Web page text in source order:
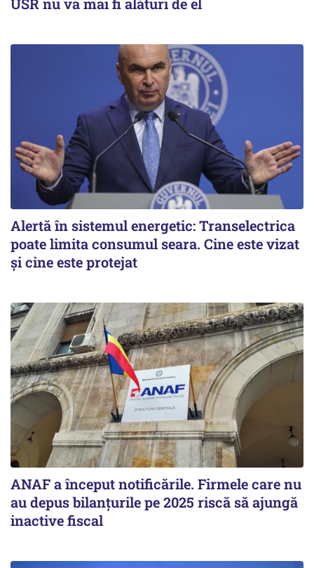
Alertă în sistemul energetic: Transelectrica
poate limita consumul seara. Cine este vizat
și cine este protejat
ANAF a început notificările. Firmele care nu
au depus bilanțurile pe 2025 riscă să ajungă
inactive fiscal